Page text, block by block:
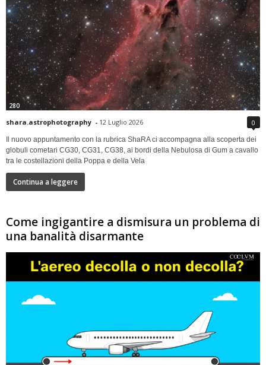
280
shara.astrophotography - 12 Luglio 2026 0
Il nuovo appuntamento con la rubrica ShaRA ci accompagna alla scoperta dei
globuli cometari CG30, CG31, CG38, ai bordi della Nebulosa di Gum a cavallo
tra le costellazioni della Poppa e della Vela
Continua a leggere
Come ingigantire a dismisura un problema di
una banalità disarmante